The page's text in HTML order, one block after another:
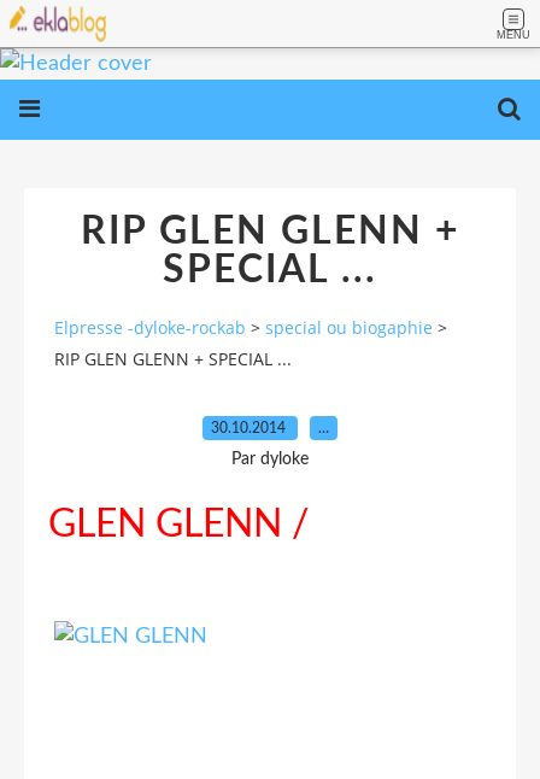
MENU
RIP GLEN GLENN +
SPECIAL ...
Elpresse -dyloke-rockab > special ou biogaphie >
RIP GLEN GLENN + SPECIAL ...
30.10.2014 …
Par dyloke
GLEN GLENN /